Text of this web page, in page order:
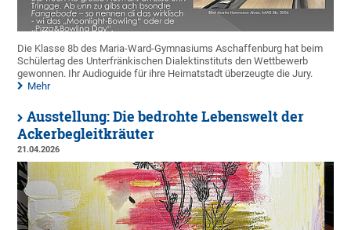
Die Klasse 8b des Maria-Ward-Gymnasiums Aschaffenburg hat beim
Schülertag des Unterfränkischen Dialektinstituts den Wettbewerb
gewonnen. Ihr Audioguide für ihre Heimatstadt überzeugte die Jury.
Mehr
Ausstellung: Die bedrohte Lebenswelt der
Ackerbegleitkräuter
21.04.2026